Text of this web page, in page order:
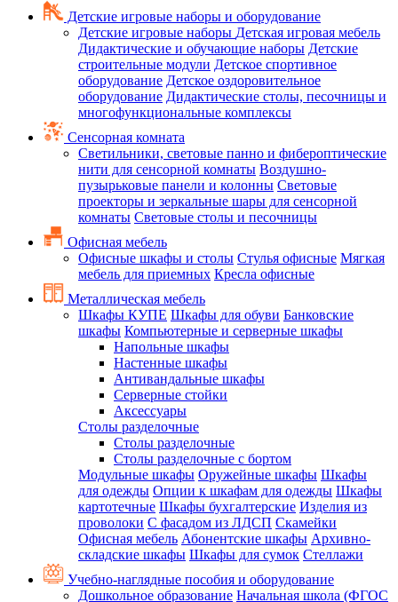
Детские игровые наборы и оборудование
Детские игровые наборы Детская игровая мебель
Дидактические и обучающие наборы Детские
строительные модули Детское спортивное
оборудование Детское оздоровительное
оборудование Дидактические столы, песочницы и
многофункциональные комплексы
Сенсорная комната
Светильники, световые панно и фибероптические
нити для сенсорной комнаты Воздушно-
пузырьковые панели и колонны Световые
проекторы и зеркальные шары для сенсорной
комнаты Световые столы и песочницы
Офисная мебель
Офисные шкафы и столы Стулья офисные Мягкая
мебель для приемных Кресла офисные
Металлическая мебель
Шкафы КУПЕ Шкафы для обуви Банковские
шкафы Компьютерные и серверные шкафы
Напольные шкафы
Настенные шкафы
Антивандальные шкафы
Серверные стойки
Аксессуары
Столы разделочные
Столы разделочные
Столы разделочные с бортом
Модульные шкафы Оружейные шкафы Шкафы
для одежды Опции к шкафам для одежды Шкафы
картотечные Шкафы бухгалтерские Изделия из
проволоки С фасадом из ЛДСП Скамейки
Офисная мебель Абонентские шкафы Архивно-
складские шкафы Шкафы для сумок Стеллажи
Учебно-наглядные пособия и оборудование
Дошкольное образование Начальная школа (ФГОС